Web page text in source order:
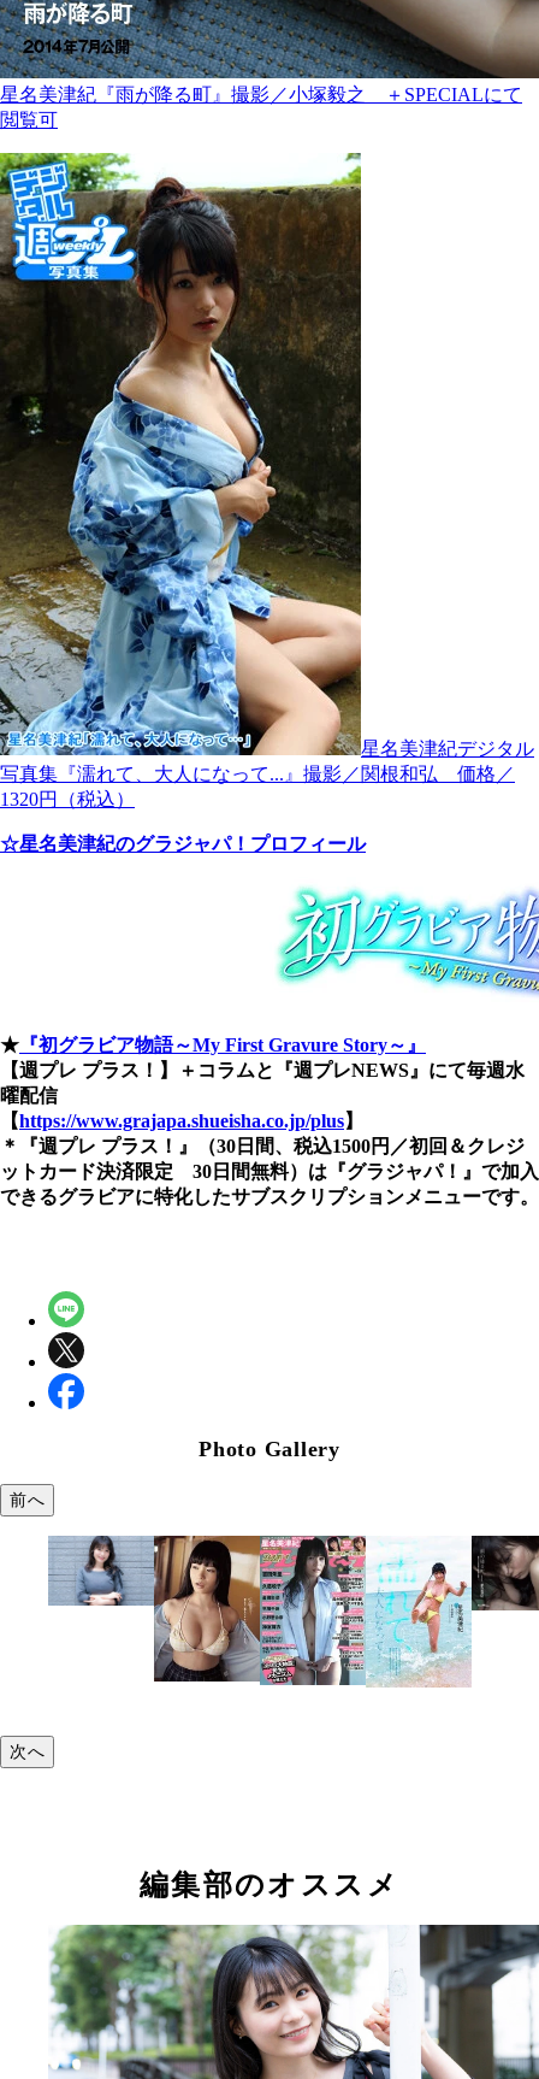
星名美津紀『雨が降る町』撮影／小塚毅之 ＋SPECIALにて
閲覧可
星名美津紀デジタル
写真集『濡れて、大人になって...』撮影／関根和弘 価格／
1320円（税込）
☆星名美津紀のグラジャパ！プロフィール
★ 『初グラビア物語～My First Gravure Story～』
【週プレ プラス！】＋コラムと『週プレNEWS』にて毎週水
曜配信
【https://www.grajapa.shueisha.co.jp/plus】
＊『週プレ プラス！』（30日間、税込1500円／初回＆クレジ
ットカード決済限定 30日間無料）は『グラジャパ！』で加入
できるグラビアに特化したサブスクリプションメニューです。
Photo Gallery
前へ
次へ
編集部のオススメ